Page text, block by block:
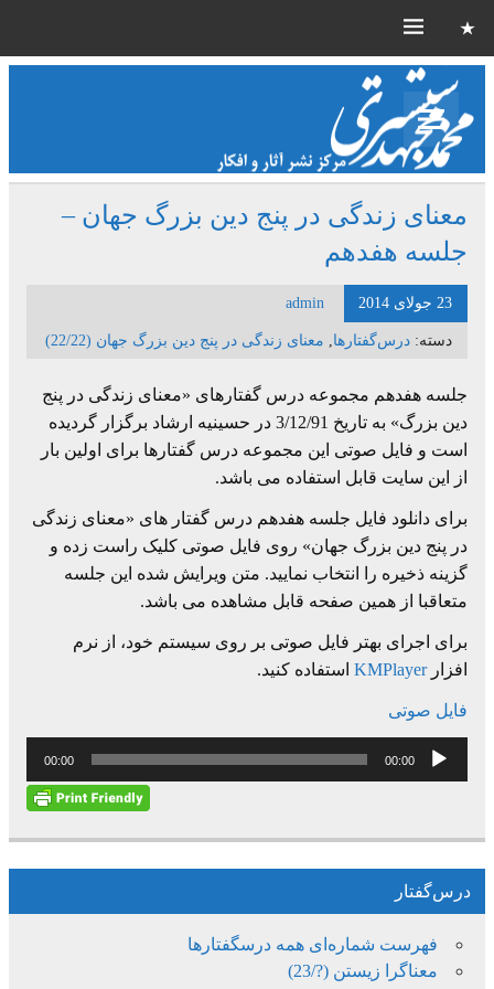
معنای زندگی در پنج دین بزرگ جهان –
جلسه هفدهم
23 جولای 2014 admin
دسته: درس‌گفتارها معنای زندگی در پنج دین بزرگ جهان (22/22)
جلسه هفدهم مجموعه درس گفتارهای «معنای زندگی در پنج
دین بزرگ» به تاریخ 3/12/91 در حسینیه ارشاد برگزار گردیده
است و فایل صوتی این مجموعه درس گفتارها برای اولین بار
از این سایت قابل استفاده می باشد.
برای دانلود فایل جلسه هفدهم درس گفتار های «معنای زندگی
در پنج دین بزرگ جهان» روی فایل صوتی کلیک راست زده و
گزینه ذخیره را انتخاب نمایید. متن ویرایش شده این جلسه
متعاقبا از همین صفحه قابل مشاهده می باشد.
برای اجرای بهتر فایل صوتی بر روی سیستم خود، از نرم
افزارKMPlayer استفاده کنید.
فایل صوتی
پخش‌کننده
صوت
00:00
00:00
درس‌گفتار
فهرست شماره‌ای همه درسگفتارها
معناگرا زیستن (?/23)